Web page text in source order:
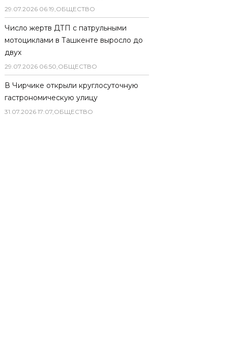
29.07.2026 06:19,ОБЩЕСТВО
Число жертв ДТП с патрульными
мотоциклами в Ташкенте выросло до
двух
29.07.2026 06:50,ОБЩЕСТВО
В Чирчике открыли круглосуточную
гастрономическую улицу
31.07.2026 17:07,ОБЩЕСТВО